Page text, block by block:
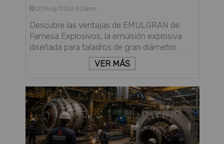
07/Aug/2026 5:26pm
Descubre las ventajas de EMULGRAN de
Famesa Explosivos, la emulsión explosiva
diseñada para taladros de gran diámetro . . .
VER MÁS